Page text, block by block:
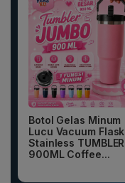
Botol Gelas Minum
Lucu Vacuum Flask
Stainless TUMBLER
900ML Coffee...